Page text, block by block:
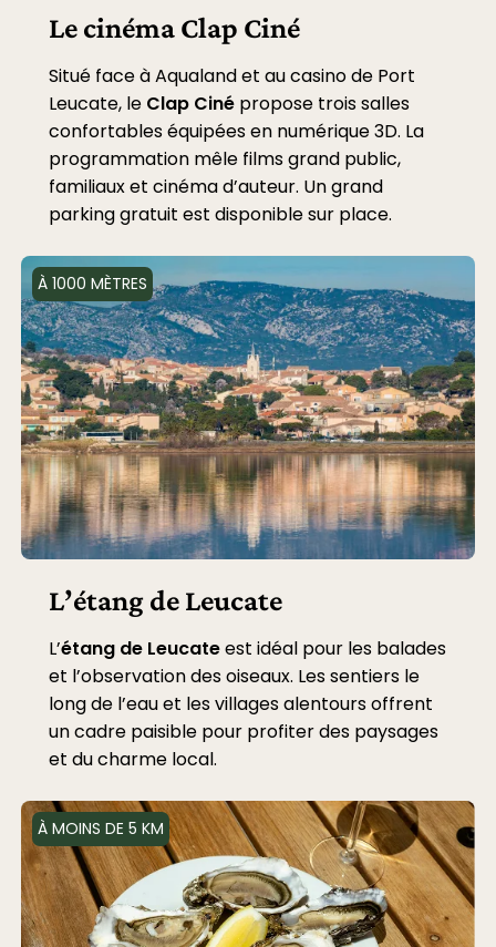
Le cinéma Clap Ciné
Situé face à Aqualand et au casino de Port
Leucate, le Clap Cinépropose trois salles
confortables équipées en numérique 3D. La
programmation mêle films grand public,
familiaux et cinéma d’auteur. Un grand
parking gratuit est disponible sur place.
À 1000 MÈTRES
L’étang de Leucate
L’étang de Leucateest idéal pour les balades
et l’observation des oiseaux. Les sentiers le
long de l’eau et les villages alentours offrent
un cadre paisible pour profiter des paysages
et du charme local.
À MOINS DE 5 KM